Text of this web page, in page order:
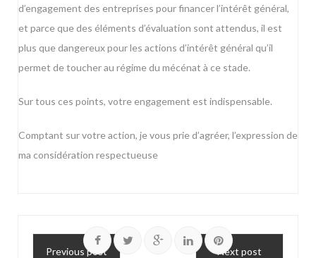
d’engagement des entreprises pour financer l’intérêt général,
et parce que des éléments d’évaluation sont attendus, il est
plus que dangereux pour les actions d’intérêt général qu’il
permet de toucher au régime du mécénat à ce stade.
Sur tous ces points, votre engagement est indispensable.
Comptant sur votre action, je vous prie d’agréer, l’expression de
ma considération respectueuse
Previous post Next post